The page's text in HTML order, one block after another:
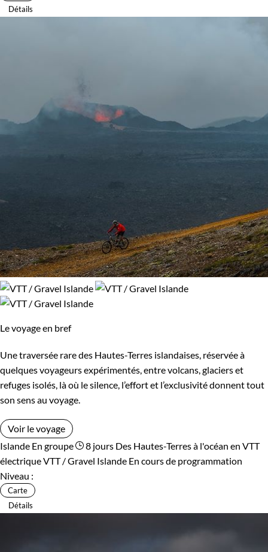
Détails
Le voyage en bref
Une traversée rare des Hautes-Terres islandaises, réservée à
quelques voyageurs expérimentés, entre volcans, glaciers et
refuges isolés, là où le silence, l’effort et l’exclusivité donnent tout
son sens au voyage.
Voir le voyage
Islande En groupe 8 jours Des Hautes-Terres à l'océan en VTT
électriqueVTT / Gravel Islande En cours de programmation
Niveau :
Carte
Détails